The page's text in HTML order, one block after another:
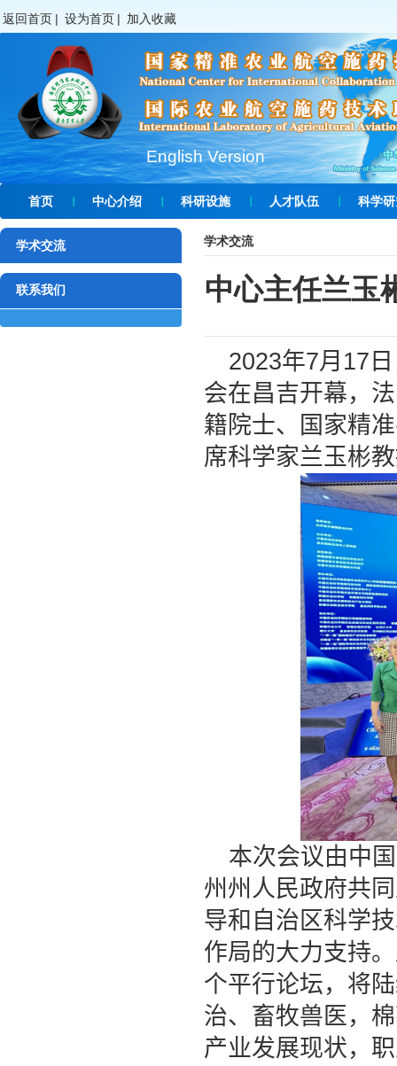
返回首页 | 设为首页 | 加入收藏
English Version
首页 中心介绍 科研设施 人才队伍 科学
学术交流
联系我们
学术交流
中心主任兰玉
2023年7月 17
会在昌吉开幕，
籍院士、国家精
席科学家兰玉彬
本次会议由中
州州人民政府共
导和自治区科学
作局的大力支持
个平行论坛，将
治、畜牧兽医，
产业发展现状，